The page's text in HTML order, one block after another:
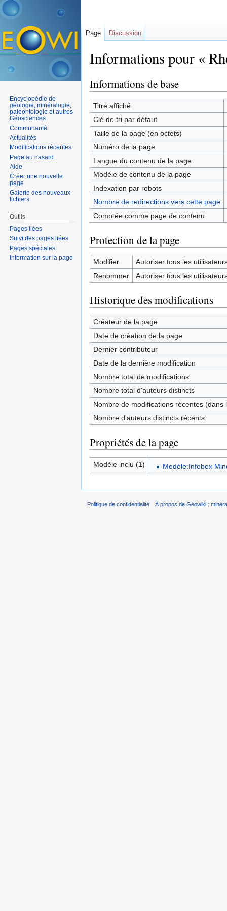
Informations pour «
Informations de base
Titre affiché
Clé de tri par défaut
Taille de la page (en octets)
Numéro de la page
Langue du contenu de la page
Modèle de contenu de la page
Indexation par robots
Nombre de redirections vers cette page
Comptée comme page de contenu
Protection de la page
Modifier
Autoriser tous les
Renommer
Autoriser tous les
Historique des modifications
Créateur de la page
Date de création de la page
Dernier contributeur
Date de la dernière modification
Nombre total de modifications
Nombre total d'auteurs distincts
Nombre de modifications récentes (dans
Nombre d'auteurs distincts récents
Propriétés de la page
Modèle inclu (1) Modèle:Infobox
Page Discussion
Encyclopédie de
géologie, minéralogie,
paléontologie et autres
Géosciences
Communauté
Actualités
Modifications récentes
Page au hasard
Aide
Créer une nouvelle
page
Galerie des nouveaux
fichiers
Outils
Pages liées
Suivi des pages liées
Pages spéciales
Information sur la page
Politique de confidentialité À propos de Géowiki :